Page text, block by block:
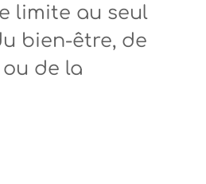
limite au seul
bien-être, de
de la